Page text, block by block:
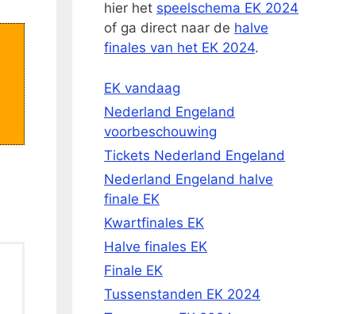
hier het speelschema EK 2024
of ga direct naar de halve
finales van het EK 2024.
EK vandaag
Nederland Engeland
voorbeschouwing
Tickets Nederland Engeland
Nederland Engeland halve
finale EK
Kwartfinales EK
Halve finales EK
Finale EK
Tussenstanden EK 2024